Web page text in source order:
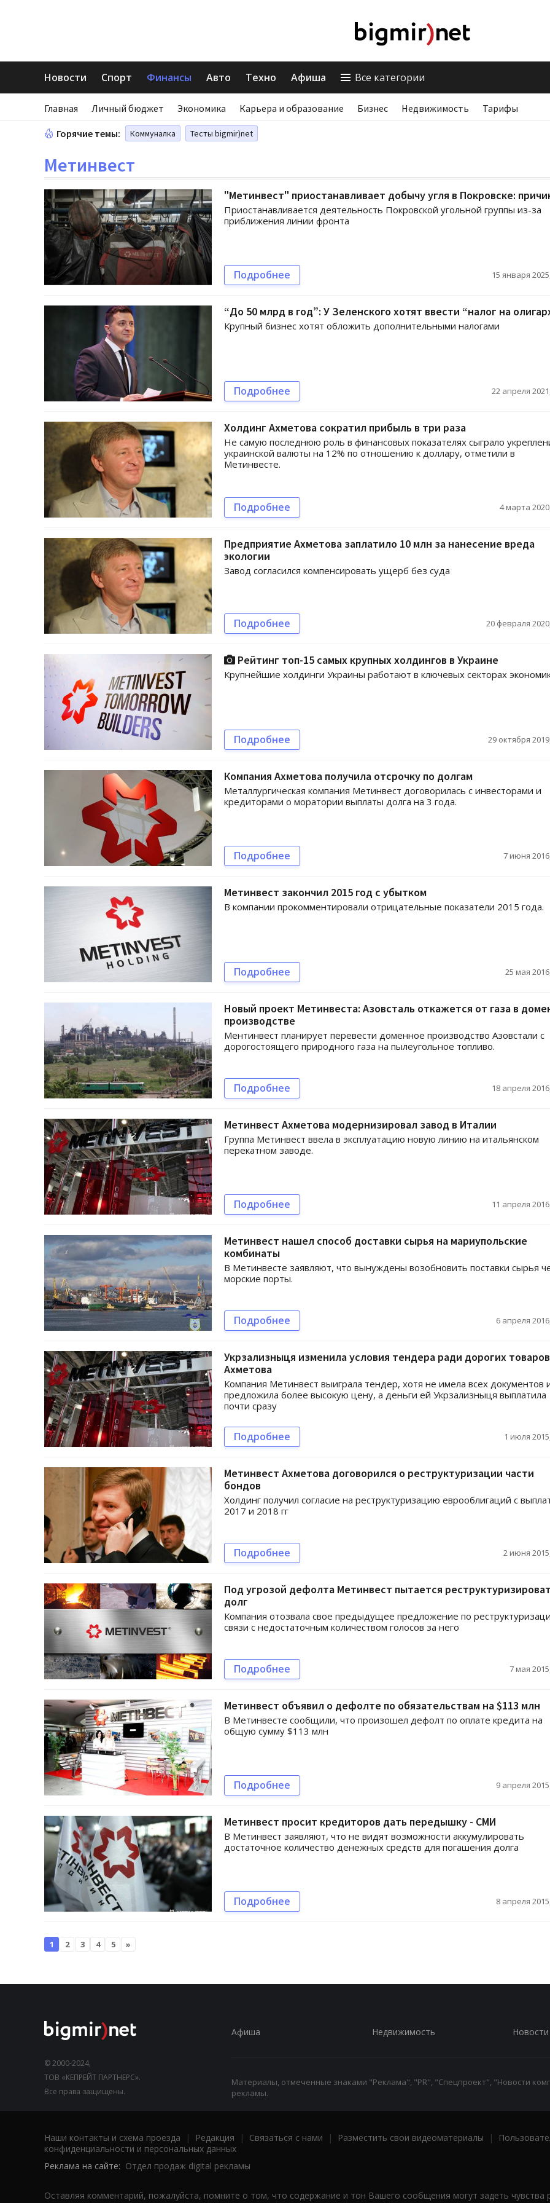
Новости Спорт Финансы Авто Техно Афиша Все категории
Главная Личный бюджет Экономика Карьера и образование Бизнес Недвижимость Тарифы
Горячие темы: Коммуналка Тесты bigmir)net
Метинвест
"Метинвест" приостанавливает добычу угля в Покровске:
Приостанавливается деятельность Покровской угольной группы из-за
приближения линии фронта
Подробнее 15 января
“До 50 млрд в год”: У Зеленского хотят ввести “налог на
Крупный бизнес хотят обложить дополнительными налогами
Подробнее 22 апреля
Холдинг Ахметова сократил прибыль в три раза
Не самую последнюю роль в финансовых показателях сыграло
украинской валюты на 12% по отношению к доллару, отметили в
Метинвесте.
Подробнее 4 марта
Предприятие Ахметова заплатило 10 млн за нанесение вреда
экологии
Завод согласился компенсировать ущерб без суда
Подробнее 20 февраля
Рейтинг топ-15 самых крупных холдингов в Украине
Крупнейшие холдинги Украины работают в ключевых секторах
Подробнее 29 октября
Компания Ахметова получила отсрочку по долгам
Металлургическая компания Метинвест договорилась с инвесторами и
кредиторами о моратории выплаты долга на 3 года.
Подробнее 7 июня
Метинвест закончил 2015 год с убытком
В компании прокомментировали отрицательные показатели 2015 года.
Подробнее 25 мая
Новый проект Метинвеста: Азовсталь откажется от газа в
производстве
Ментинвест планирует перевести доменное производство Азовстали с
дорогостоящего природного газа на пылеугольное топливо.
Подробнее 18 апреля
Метинвест Ахметова модернизировал завод в Италии
Группа Метинвест ввела в эксплуатацию новую линию на итальянском
перекатном заводе.
Подробнее 11 апреля
Метинвест нашел способ доставки сырья на мариупольские
комбинаты
В Метинвесте заявляют, что вынуждены возобновить поставки сырья
морские порты.
Подробнее 6 апреля
Укрзализныця изменила условия тендера ради дорогих товаров
Ахметова
Компания Метинвест выиграла тендер, хотя не имела всех документов
предложила более высокую цену, а деньги ей Укрзализныця выплатила
почти сразу
Подробнее 1 июля
Метинвест Ахметова договорился о реструктуризации части
бондов
Холдинг получил согласие на реструктуризацию еврооблигаций с
2017 и 2018 гг
Подробнее 2 июня
Под угрозой дефолта Метинвест пытается
долг
Компания отозвала свое предыдущее предложение по
связи с недостаточным количеством голосов за него
Подробнее 7 мая
Метинвест объявил о дефолте по обязательствам на $113 млн
В Метинвесте сообщили, что произошел дефолт по оплате кредита на
общую сумму $113 млн
Подробнее 9 апреля
Метинвест просит кредиторов дать передышку - СМИ
В Метинвест заявляют, что не видят возможности аккумулировать
достаточное количество денежных средств для погашения долга
Подробнее 8 апреля
1 2 3 4 5 »
© 2000-2024,
ТОВ «КЕПРЕЙТ ПАРТНЕРС».
Все права защищены.
Афиша Недвижимость Новости
Материалы, отмеченные знаками "Реклама", "PR", "Спецпроект", "Новости
рекламы.
Наши контакты и схема проезда | Редакция | Связаться с нами | Разместить свои видеоматериалы |
конфиденциальности и персональных данных
Реклама на сайте: Отдел продаж digital рекламы
Оставляя комментарий, пожалуйста, помните о том, что содержание и тон Вашего сообщения могут задеть чувства